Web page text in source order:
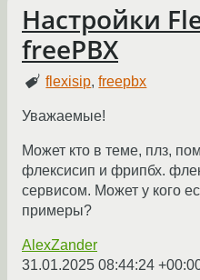
Настройки
freePBX
flexisip,freepbx
Уважаемые!
Может кто в теме, плз,
флексисип и фрипбх.
сервисом. Может у кого
примеры?
AlexZander
31.01.2025 08:44:24